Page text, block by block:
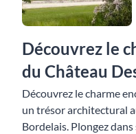
Découvrez le
du Château
Découvrez le charme
un trésor architectural
Bordelais. Plongez